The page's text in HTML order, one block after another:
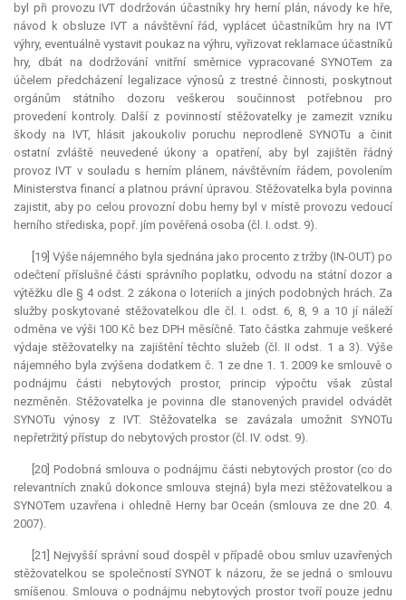
byl při provozu IVT dodržován účastníky hry herní plán, návody ke hře,
návod k obsluze IVT a návštěvní řád, vyplácet účastníkům hry na IVT
výhry, eventuálně vystavit poukaz na výhru, vyřizovat reklamace účastníků
hry, dbát na dodržování vnitřní směrnice vypracované SYNOTem za
účelem předcházení legalizace výnosů z trestné činnosti, poskytnout
orgánům státního dozoru veškerou součinnost potřebnou pro
provedení kontroly. Další z povinností stěžovatelky je zamezit vzniku
škody na IVT, hlásit jakoukoliv poruchu neprodleně SYNOTu a činit
ostatní zvláště neuvedené úkony a opatření, aby byl zajištěn řádný
provoz IVT v souladu s herním plánem, návštěvním řádem, povolením
Ministerstva financí a platnou právní úpravou. Stěžovatelka byla povinna
zajistit, aby po celou provozní dobu herny byl v místě provozu vedoucí
herního střediska, popř. jím pověřená osoba (čl. I. odst. 9).
[19] Výše nájemného byla sjednána jako procento z tržby (IN-OUT) po
odečtení příslušné části správního poplatku, odvodu na státní dozor a
výtěžku dle § 4 odst. 2 zákona o loteriích a jiných podobných hrách. Za
služby poskytované stěžovatelkou dle čl. I. odst. 6, 8, 9 a 10 jí náleží
odměna ve výši 100 Kč bez DPH měsíčně. Tato částka zahrnuje veškeré
výdaje stěžovatelky na zajištění těchto služeb (čl. II odst. 1 a 3). Výše
nájemného byla zvýšena dodatkem č. 1 ze dne 1. 1. 2009 ke smlouvě o
podnájmu části nebytových prostor, princip výpočtu však zůstal
nezměněn. Stěžovatelka je povinna dle stanovených pravidel odvádět
SYNOTu výnosy z IVT. Stěžovatelka se zavázala umožnit SYNOTu
nepřetržitý přístup do nebytových prostor (čl. IV. odst. 9).
[20] Podobná smlouva o podnájmu části nebytových prostor (co do
relevantních znaků dokonce smlouva stejná) byla mezi stěžovatelkou a
SYNOTem uzavřena i ohledně Herny bar Oceán (smlouva ze dne 20. 4.
2007).
[21] Nejvyšší správní soud dospěl v případě obou smluv uzavřených
stěžovatelkou se společností SYNOT k názoru, že se jedná o smlouvu
smíšenou. Smlouva o podnájmu nebytových prostor tvoří pouze jednu